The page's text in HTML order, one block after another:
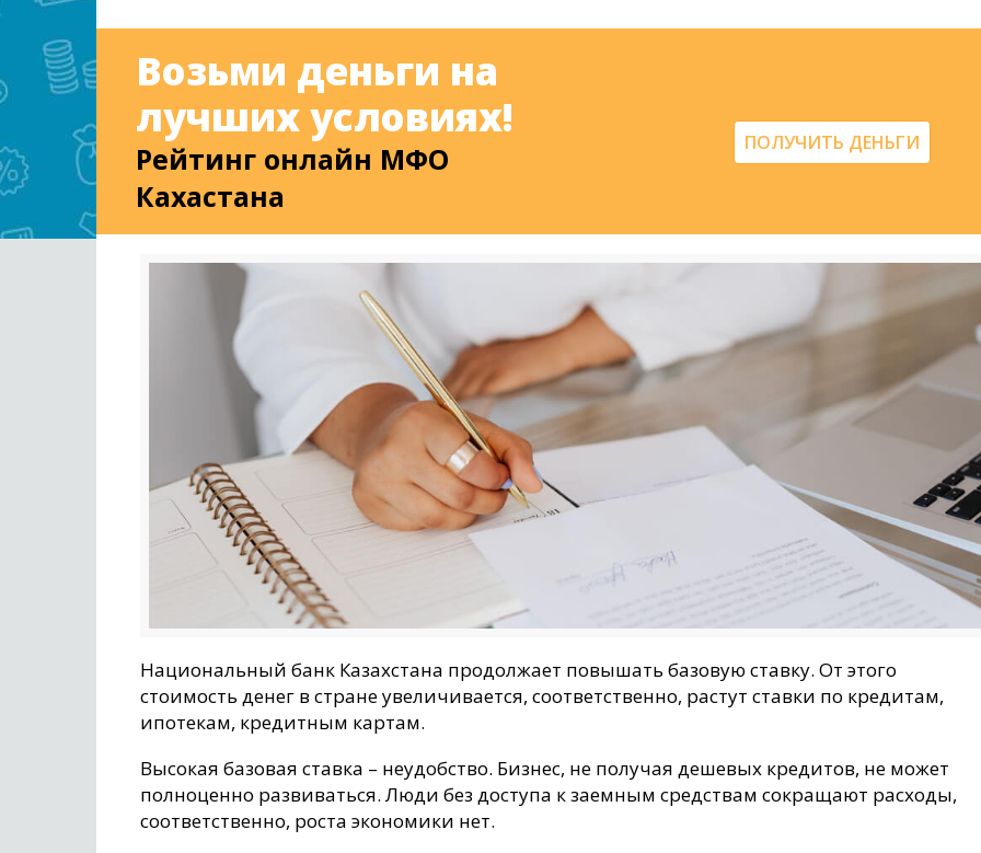
Возьми деньги на
лучших условиях!
Рейтинг онлайн МФО
Кахастана
ПОЛУЧИТЬ ДЕНЬГИ
Национальный банк Казахстана продолжает повышать базовую ставку. От этого
стоимость денег в стране увеличивается, соответственно, растут ставки по кредитам,
ипотекам, кредитным картам.
Высокая базовая ставка – неудобство. Бизнес, не получая дешевых кредитов, не может
полноценно развиваться. Люди без доступа к заемным средствам сокращают расходы,
соответственно, роста экономики нет.